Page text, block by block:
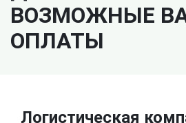
ВОЗМОЖНЫЕ
ОПЛАТЫ
Логистическая